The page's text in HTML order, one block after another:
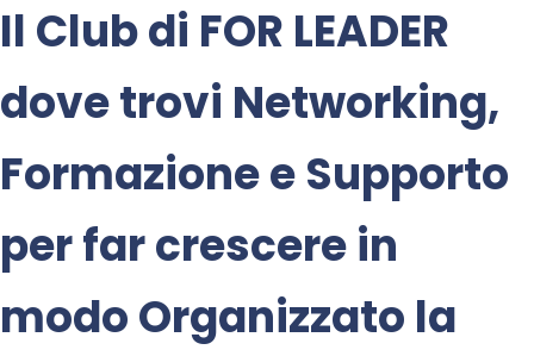
Il Club di FOR LEADER
dove trovi Networking,
FormazioneeSupporto
per far crescere in
modo Organizzato la